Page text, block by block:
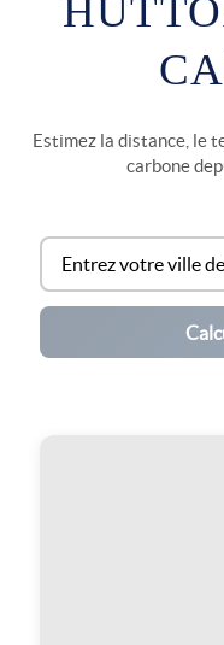
Estimez la distance, le
carbone